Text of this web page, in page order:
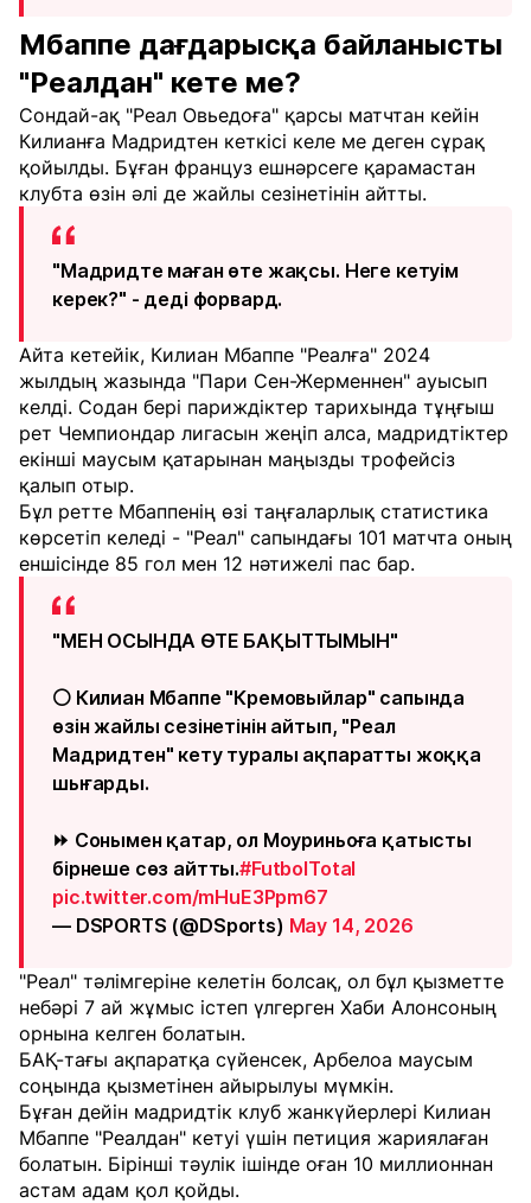
Мбаппе дағдарысқа байланысты
"Реалдан" кете ме?
Сондай-ақ "Реал Овьедоға" қарсы матчтан кейін
Килианға Мадридтен кеткісі келе ме деген сұрақ
қойылды. Бұған француз ешнәрсеге қарамастан
клубта өзін әлі де жайлы сезінетінін айтты.
"Мадридте маған өте жақсы. Неге кетуім
керек?" - деді форвард.
Айта кетейік, Килиан Мбаппе "Реалға" 2024
жылдың жазында "Пари Сен-Жерменнен" ауысып
келді. Содан бері париждіктер тарихында тұңғыш
рет Чемпиондар лигасын жеңіп алса, мадридтіктер
екінші маусым қатарынан маңызды трофейсіз
қалып отыр.
Бұл ретте Мбаппенің өзі таңғаларлық статистика
көрсетіп келеді - "Реал" сапындағы 101 матчта оның
еншісінде 85 гол мен 12 нәтижелі пас бар.
"МЕН ОСЫНДА ӨТЕ БАҚЫТТЫМЫН"
⚪ Килиан Мбаппе "Кремовыйлар" сапында
өзін жайлы сезінетінін айтып, "Реал
Мадридтен" кету туралы ақпаратты жоққа
шығарды.
⏩ Сонымен қатар, ол Моуриньоға қатысты
бірнеше сөз айтты.#FutbolTotal
pic.twitter.com/mHuE3Ppm67
— DSPORTS (@DSports) May 14, 2026
"Реал" тәлімгеріне келетін болсақ, ол бұл қызметте
небәрі 7 ай жұмыс істеп үлгерген Хаби Алонсоның
орнына келген болатын.
БАҚ-тағы ақпаратқа сүйенсек, Арбелоа маусым
соңында қызметінен айырылуы мүмкін.
Бұған дейін мадридтік клуб жанкүйерлері Килиан
Мбаппе "Реалдан" кетуі үшін петиция жариялаған
болатын. Бірінші тәулік ішінде оған 10 миллионнан
астам адам қол қойды.